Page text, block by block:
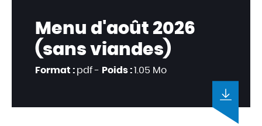
Menu d'août 2026
(sans viandes)
Format :pdf - Poids :1.05 Mo